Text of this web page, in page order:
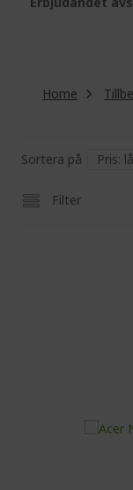
Home
Sortera på
Filter